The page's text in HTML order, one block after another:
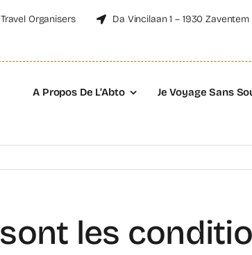
Organisers Da Vincilaan 1 – 1930 Zaventem
A Propos De L’Abto Je Voyage Sans
les